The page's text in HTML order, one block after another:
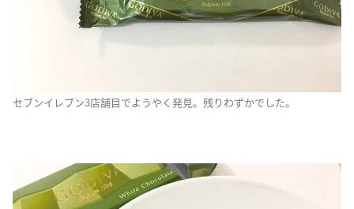
セブンイレブン3店舗目でようやく発見。残りわずかでした。